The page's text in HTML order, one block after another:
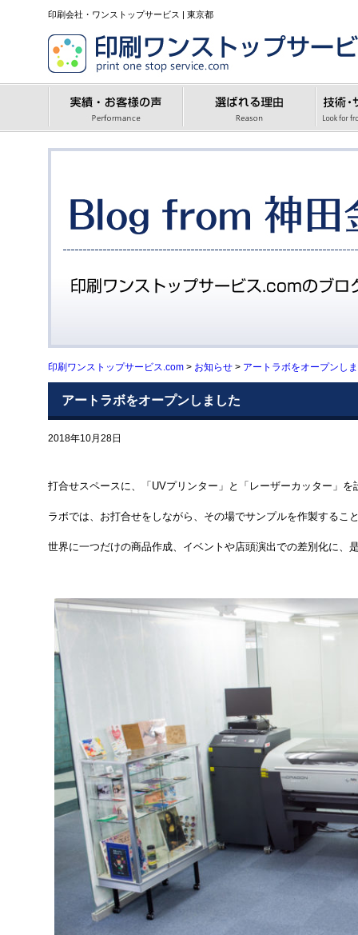
印刷会社・ワンストップサービス | 東京都
印刷ワンストップサービス.com > お知らせ > アートラボをオープンし
アートラボをオープンしました
2018年10月28日
打合せスペースに、「UVプリンター」と「レーザーカッター」
ラボでは、お打合せをしながら、その場でサンプルを作製するこ
世界に一つだけの商品作成、イベントや店頭演出での差別化に、